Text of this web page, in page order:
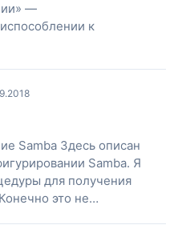
—
к
Samba Здесь описан
Samba. Я
для получения
это не…